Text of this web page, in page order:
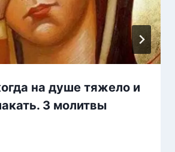
на душе тяжело и
3 молитвы